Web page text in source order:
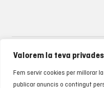
Valorem la teva
Fem servir cookies per millorar
publicar anuncis o contingut
Atenció al client